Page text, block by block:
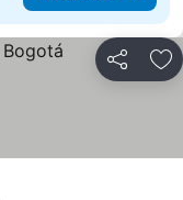
Compartir